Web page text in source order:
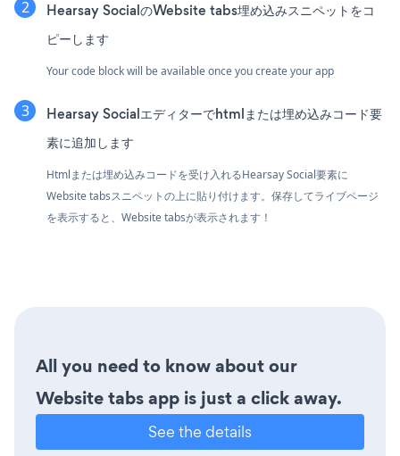
Hearsay SocialのWebsite tabs埋め込みスニペットをコ
ピーします
Your code block will be available once you create your app
Hearsay Socialエディターでhtmlまたは埋め込みコード要
素に追加します
Htmlまたは埋め込みコードを受け入れるHearsay Social要素に
Website tabsスニペットの上に貼り付けます。保存してライブページ
を表示すると、Website tabsが表示されます！
All you need to know about our
Website tabs app is just a click away.
See the details